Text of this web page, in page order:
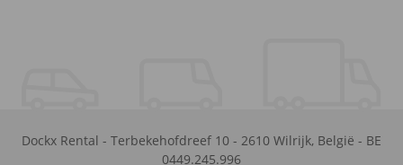
Dockx Rental - Terbekehofdreef 10 - 2610 Wilrijk, België - BE
0449.245.996